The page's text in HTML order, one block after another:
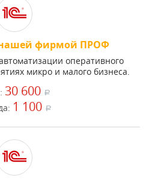
нашей фирмой ПРОФ
оперативного
микро и малого бизнеса.
30 600 a
1 100 a